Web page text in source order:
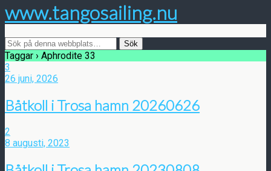
www.tangosailing.nu
Taggar › Aphrodite 33
3
26 juni, 2026
Båtkoll i Trosa hamn 20260626
2
8 augusti, 2023